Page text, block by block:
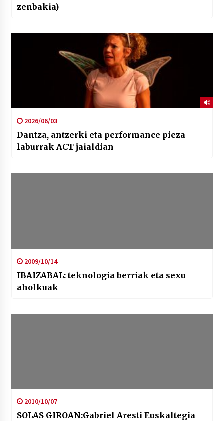
zenbakia)
2026/06/03
Dantza, antzerki eta performance pieza
laburrak ACT jaialdian
2009/10/14
IBAIZABAL: teknologia berriak eta sexu
aholkuak
2010/10/07
SOLAS GIROAN:Gabriel Aresti Euskaltegia